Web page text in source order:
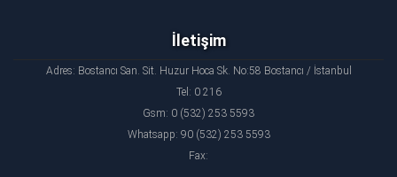
İletişim
Adres: Bostancı San. Sit. Huzur Hoca Sk. No:58 Bostancı / İstanbul
Tel: 0 216
Gsm: 0 (532) 253 5593
Whatsapp: 90 (532) 253 5593
Fax: